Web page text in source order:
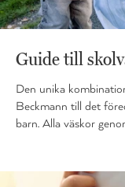
Guide till
Den unika
Beckmann till det
barn. Alla väskor